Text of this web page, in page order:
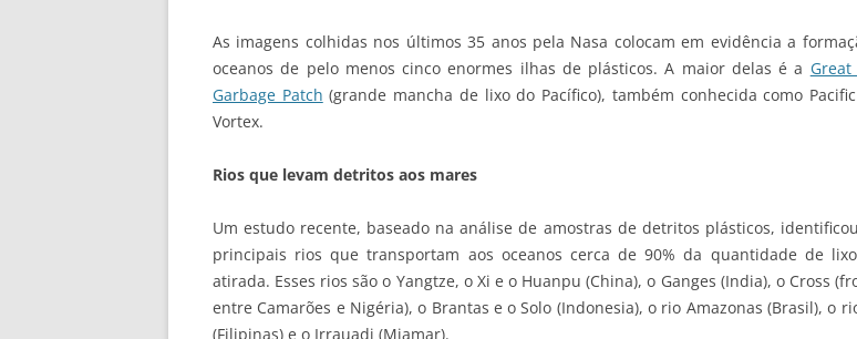
As imagens colhidas nos últimos 35 anos pela Nasa colocam em evidência a
oceanos de pelo menos cinco enormes ilhas de plásticos. A maior delas é a Great
Garbage Patch (grande mancha de lixo do Pacífico), também conhecida como
Vortex.
Rios que levam detritos aos mares
Um estudo recente, baseado na análise de amostras de detritos plásticos,
principais rios que transportam aos oceanos cerca de 90% da quantidade de
atirada. Esses rios são o Yangtze, o Xi e o Huanpu (China), o Ganges (India), o Cross
entre Camarões e Nigéria), o Brantas e o Solo (Indonesia), o rio Amazonas (Brasil), o
(Filipinas) e o Irrauadi (Miamar).